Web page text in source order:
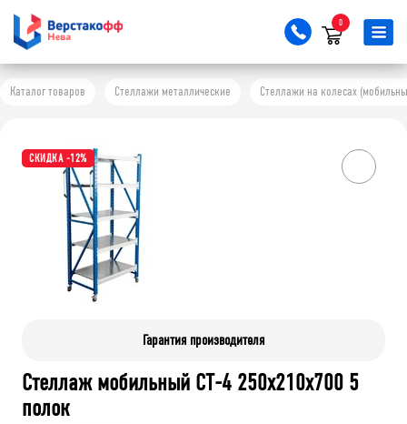
0
Каталог товаров Стеллажи металлические Стеллажи на колесах
СКИДКА -12%
Гарантия производителя
Стеллаж мобильный СТ-4 250x210x700 5
полок